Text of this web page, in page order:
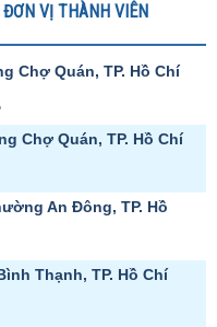
ĐƠN VỊ THÀNH VIÊN
Chợ Quán, TP. Hồ Chí
Chợ Quán, TP. Hồ Chí
An Đông, TP. Hồ
Thạnh, TP. Hồ Chí